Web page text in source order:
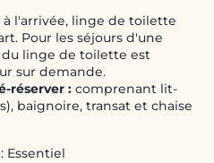
à l'arrivée, linge de toilette
Pour les séjours d'une
linge de toilette est
sur demande.
réserver : comprenant lit-
baignoire, transat et chaise
: Essentiel